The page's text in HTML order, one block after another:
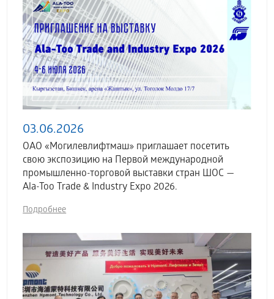
03.06.2026
ОАО «Могилевлифтмаш» приглашает посетить
свою экспозицию на Первой международной
промышленно-торговой выставки стран ШОС —
Ala-Too Trade & Industry Expo 2026.
Подробнее